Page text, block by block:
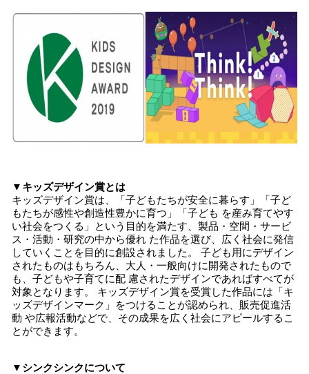
▼キッズデザイン賞とは
キッズデザイン賞は、「子どもたちが安全に暮らす」「子ど
もたちが感性や創造性豊かに育つ」「子ども を産み育てやす
い社会をつくる」という目的を満たす、製品・空間・サービ
ス・活動・研究の中から優れ た作品を選び、広く社会に発信
していくことを目的に創設されました。 子ども用にデザイン
されたものはもちろん、大人・一般向けに開発されたもので
も、子どもや子育てに配 慮されたデザインであればすべてが
対象となります。 キッズデザイン賞を受賞した作品には「キ
ッズデザインマーク」をつけることが認められ、販売促進活
動 や広報活動などで、その成果を広く社会にアピールするこ
とができます。
▼シンクシンクについて